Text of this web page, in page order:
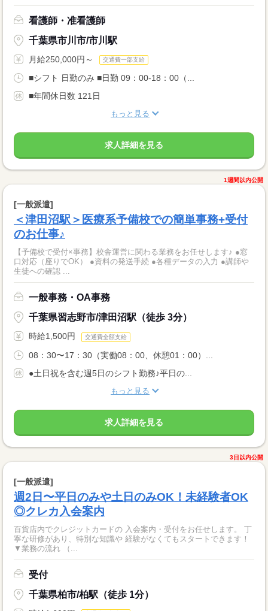
看護師・准看護師
千葉県市川市/市川駅
月給250,000円～ 交通費一部支給
■シフト 日勤のみ ■日勤 09：00-18：00（...
■年間休日数 121日
もっと見る
求人詳細を見る
1週間以内公開
[一般派遣]
＜津田沼駅＞医療系予備校での簡単事務+受付
のお仕事♪
【予備校で受付×事務】校舎運営に関わる業務をお任せします♪ ●窓
口対応（座りでOK） ●資料の発送手続 ●各種データの入力 ●講師や
生徒への確認 ...
一般事務・OA事務
千葉県習志野市/津田沼駅（徒歩 3分）
時給1,500円 交通費全額支給
08：30〜17：30（実働08：00、休憩01：00）...
●土日祝を含む週5日のシフト勤務♪平日の...
もっと見る
求人詳細を見る
3日以内公開
[一般派遣]
週2日〜平日のみや土日のみOK！未経験者OK
◎クレカ入会案内
百貨店内でクレジットカードの 入会案内・受付をお任せします。 丁
寧な研修があり、特別な知識や 経験がなくてもスタートできます！
▼業務の流れ （...
受付
千葉県柏市/柏駅（徒歩 1分）